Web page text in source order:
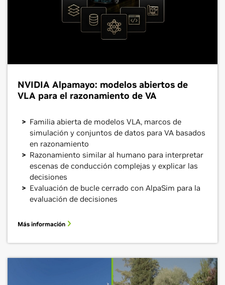
NVIDIA Alpamayo: modelos abiertos de
VLA para el razonamiento de VA
Familia abierta de modelos VLA, marcos de
simulación y conjuntos de datos para VA basados
en razonamiento
Razonamiento similar al humano para interpretar
escenas de conducción complejas y explicar las
decisiones
Evaluación de bucle cerrado con AlpaSim para la
evaluación de decisiones
Más información